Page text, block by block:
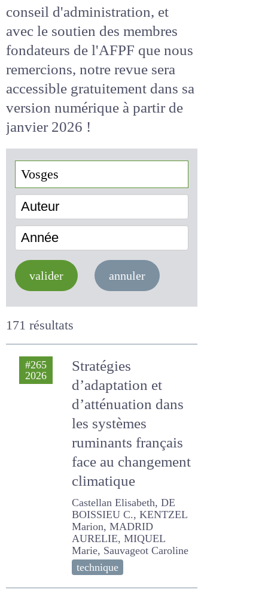
Suite à la décision de notre
conseil d'administration, et
avec le soutien des membres
fondateurs de l'AFPF que nous
remercions, notre revue sera
accessiblegratuitementdans
sa version numérique
de janvier 2026 !
Auteur
valider annuler
171 résultats
#265
Stratégies
d’adaptation et
d’atténuation dans
les systèmes
ruminants
français face au
changement
climatique
Castellan Elisabeth, DE
BOISSIEU C., KENTZEL
Marion, MADRID AURELIE,
MIQUEL Marie, Sauvageot
Caroline